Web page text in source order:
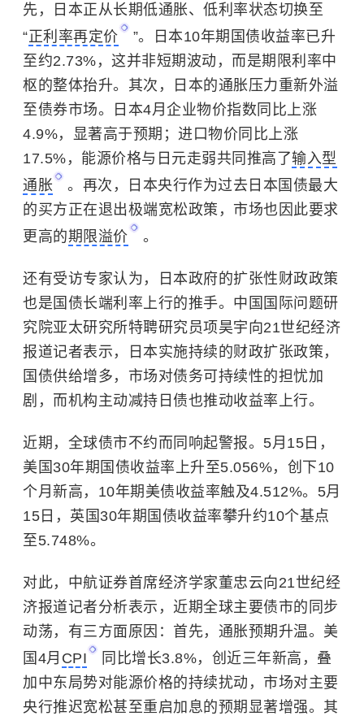
先，日本正从长期低通胀、低利率状态切换至
“正利率再定价
”。日本10年期国债收益率已升
至约2.73%，这并非短期波动，而是期限利率中
枢的整体抬升。其次，日本的通胀压力重新外溢
至债券市场。日本4月企业物价指数同比上涨
4.9%，显著高于预期；进口物价同比上涨
17.5%，能源价格与日元走弱共同推高了输入型
通胀
。再次，日本央行作为过去日本国债最大
的买方正在退出极端宽松政策，市场也因此要求
更高的期限溢价 。
还有受访专家认为，日本政府的扩张性财政政策
也是国债长端利率上行的推手。中国国际问题研
究院亚太研究所特聘研究员项昊宇向21世纪经济
报道记者表示，日本实施持续的财政扩张政策，
国债供给增多，市场对债务可持续性的担忧加
剧，而机构主动减持日债也推动收益率上行。
近期，全球债市不约而同响起警报。5月15日，
美国30年期国债收益率上升至5.056%，创下10
个月新高，10年期美债收益率触及4.512%。5月
15日，英国30年期国债收益率攀升约10个基点
至5.748%。
对此，中航证券首席经济学家董忠云向21世纪经
济报道记者分析表示，近期全球主要债市的同步
动荡，有三方面原因：首先，通胀预期升温。美
国4月 CPI
同比增长3.8%，创近三年新高，叠
加中东局势对能源价格的持续扰动，市场对主要
央行推迟宽松甚至重启加息的预期显著增强。其